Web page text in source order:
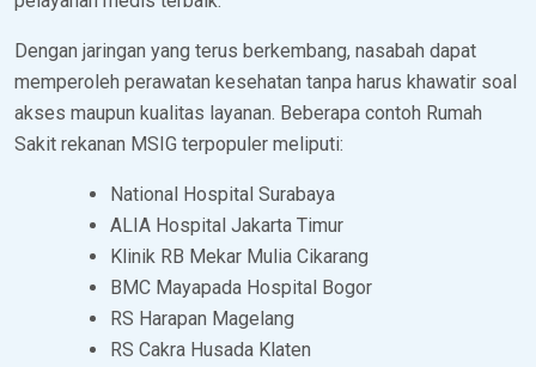
Dengan jaringan yang terus berkembang, nasabah dapat
memperoleh perawatan kesehatan tanpa harus khawatir soal
akses maupun kualitas layanan. Beberapa contoh Rumah
Sakit rekanan MSIG terpopuler meliputi:
National Hospital Surabaya
ALIA Hospital Jakarta Timur
Klinik RB Mekar Mulia Cikarang
BMC Mayapada Hospital Bogor
RS Harapan Magelang
RS Cakra Husada Klaten